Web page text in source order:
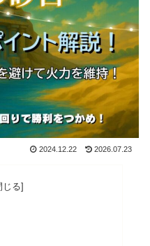
2024.12.22 2026.07.23